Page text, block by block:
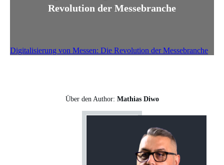
Revolution der Messebranche
Digitalisierung von Messen: Die Revolution der Messebranche
Über den Author: Mathias Diwo